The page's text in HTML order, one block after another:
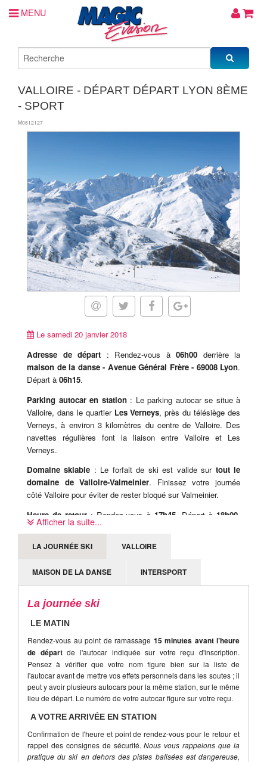
MENU
VALLOIRE - DÉPART DÉPART LYON 8ÈME
- SPORT
M0812127
Le samedi 20 janvier 2018
Adresse de départ : Rendez-vous à 06h00 derrière la
maison de la danse - Avenue Général Frère - 69008 Lyon.
Départ à 06h15.
Parking autocar en station: Le parking autocar se situe à
Valloire, dans le quartier Les Verneys, près du télésiège des
Verneys, à environ 3 kilomètres du centre de Valloire. Des
navettes régulières font la liaison entre Valloire et Les
Verneys.
Domaine skiable : Le forfait de ski est valide surtout le
domaine de Valloire-Valmeinier. Finissez votre journée
côté Valloire pour éviter de rester bloqué sur Valmeinier.
Heure de retour : Rendez-vous à 17h45. Départ à18h00
09h00 de coupure légale sur place, cet horaire est donc
susceptible d'être modifié sur place, le jour-même.
Afficher la suite...
LA JOURNÉE SKI VALLOIRE
MAISON DE LA DANSE INTERSPORT
La journée ski
LE MATIN
Rendez-vous au point de ramassage 15 minutes avant l’heure
de départde l'autocar indiquée sur votre reçu d'inscription.
Pensez à vérifier que votre nom figure bien sur la liste de
l'autocar avant de mettre vos effets personnels dans les soutes ; il
peut y avoir plusieurs autocars pour la même station, sur le même
lieu de départ. Le numéro de votre autocar figure sur votre reçu.
A VOTRE ARRIVÉE EN STATION
Confirmation de l'heure et point de rendez-vous pour le retour et
rappel des consignes de sécurité.Nous vous rappelons que la
pratique du ski en dehors des pistes balisées est dangereuse,